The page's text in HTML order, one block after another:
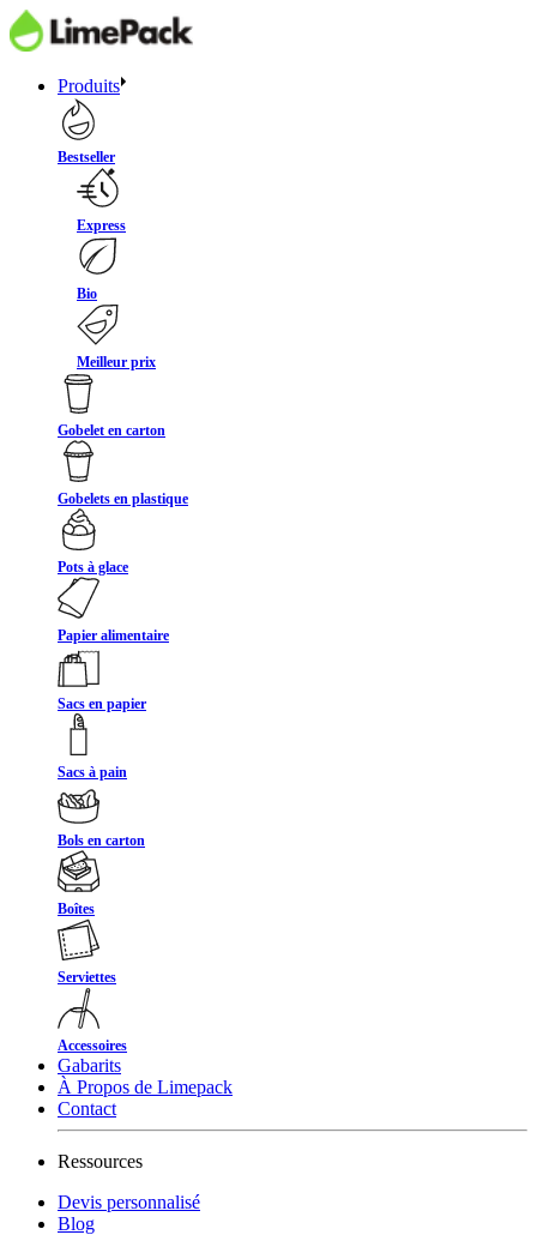
Produits
Bestseller
Express
Bio
Meilleur prix
Gobelet en carton
Gobelets en plastique
Pots à glace
Papier alimentaire
Sacs en papier
Sacs à pain
Bols en carton
Boîtes
Serviettes
Accessoires
Gabarits
À Propos de Limepack
Contact
Ressources
Devis personnalisé
Blog